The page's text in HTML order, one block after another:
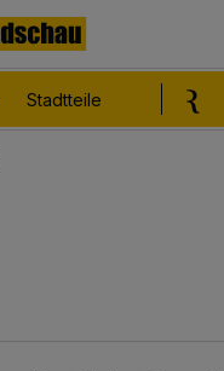
Stadtteile